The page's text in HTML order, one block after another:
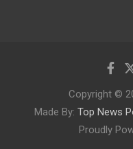
Copyright ©
Made By: Top News
Proudly